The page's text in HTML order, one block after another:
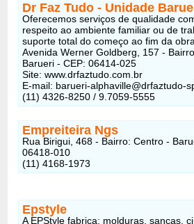
Dr Faz Tudo - Unidade
Oferecemos serviços de qualidade
respeito ao ambiente familiar ou de
suporte total do começo ao fim da
Avenida Werner Goldberg, 157 -
Barueri - CEP: 06414-025
Site: www.drfaztudo.com.br
E-mail: barueri-alphaville@drfaztudo-
(11) 4326-8250 / 9.7059-5555
Empreiteira Ngs
Rua Birigui, 468 - Bairro: Centro -
06418-010
(11) 4168-1973
Epstyle
A EPStyle fabrica: molduras, sancas,